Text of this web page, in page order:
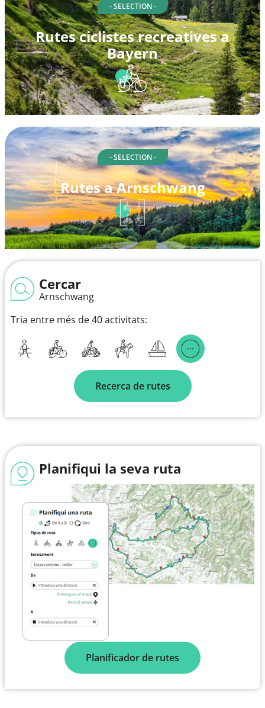
- SELECTION -
Rutes ciclistes recreatives a
Bayern
- SELECTION -
Rutes a Arnschwang
Cercar
Arnschwang
Tria entre més de 40 activitats:
Recerca de rutes
Planifiqui la seva ruta
Planificador de rutes